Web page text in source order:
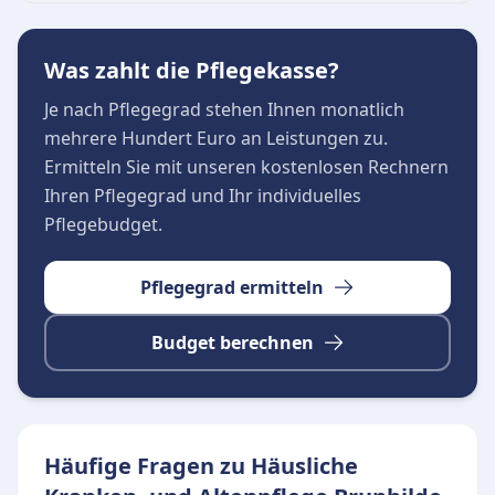
Verhinderungs- und Urlaubspflege organisiert.
Die Pflegeeinrichtung unterstützt bei Anträgen
und Widersprüchen gegenüber Krankenkassen
und bietet eine 24-Stunden-Rufbereitschaft. Eine
geplante Wohngruppe für demenzkranke
Menschen ergänzt das Angebot künftig.
Was zahlt die Pflegekasse?
Je nach Pflegegrad stehen Ihnen monatlich
mehrere Hundert Euro an Leistungen zu.
Ermitteln Sie mit unseren kostenlosen Rechnern
Ihren Pflegegrad und Ihr individuelles
Pflegebudget.
Pflegegrad ermitteln
Budget berechnen
Häufige Fragen zu Häusliche